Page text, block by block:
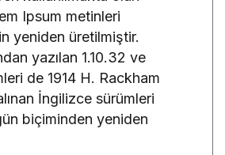
Ipsum metinleri
yeniden üretilmiştir.
yazılan 1.10.32 ve
de 1914 H. Rackham
İngilizce sürümleri
biçiminden yeniden